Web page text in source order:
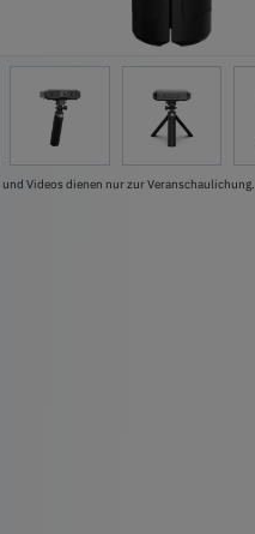
Videos dienen nur zur Veranschaulichung.